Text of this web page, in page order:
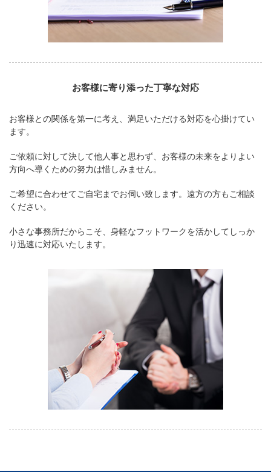
お客様に寄り添った丁寧な対応
お客様との関係を第一に考え、満足いただける対応を心掛けてい
ます。
ご依頼に対して決して他人事と思わず、お客様の未来をよりよい
方向へ導くための努力は惜しみません。
ご希望に合わせてご自宅までお伺い致します。遠方の方もご相談
ください。
小さな事務所だからこそ、身軽なフットワークを活かしてしっか
り迅速に対応いたします。